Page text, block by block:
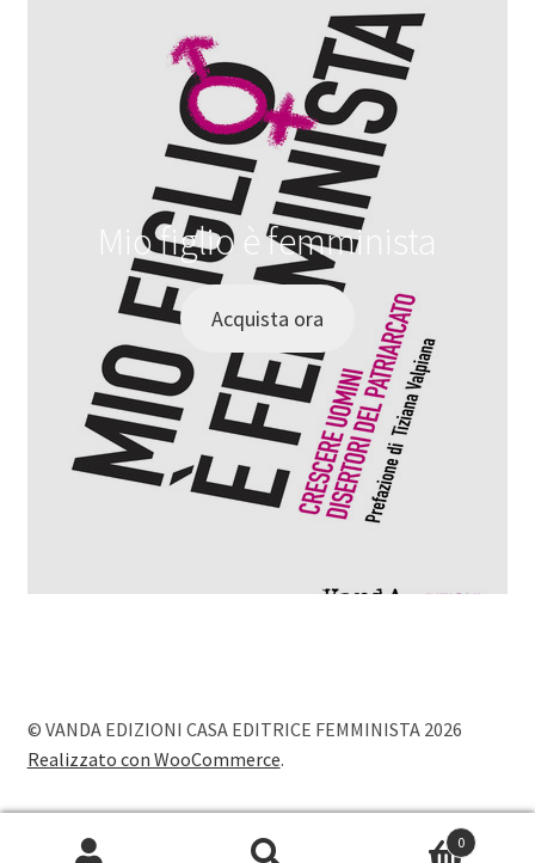
Mio figlio è femminista
Acquista ora
© VANDA EDIZIONI CASA EDITRICE FEMMINISTA 2026
Realizzato con WooCommerce.
0